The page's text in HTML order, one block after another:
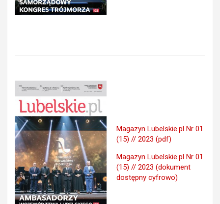
Magazyn Lubelskie.pl Nr 01
(15) // 2023 (pdf)
Magazyn Lubelskie.pl Nr 01
(15) // 2023 (dokument
dostępny cyfrowo)